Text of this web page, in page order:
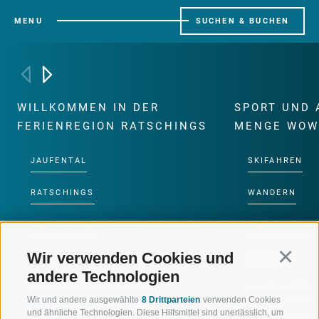
Wir verwenden Cookies und
andere Technologien
Wir und andere ausgewählte 8 Drittparteien verwenden Cookies
und ähnliche Technologien. Diese Hilfsmittel sind unerlässlich, um
MENU SUCHEN & BUCHEN
WILLKOMMEN IN DER
FERIENREGION RATSCHINGS
JAUFENTAL
RATSCHINGS
RIDNAUNTAL
BERGBAHNEN
SKISCHULE RATSCHINGS
SPORT UND
MENGE
SKIFAHREN
WANDERN
HOCHALPINE